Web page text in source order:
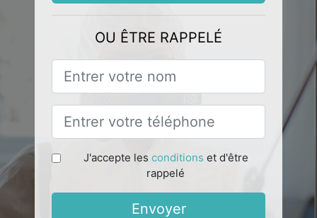
OU ÊTRE RAPPELÉ
J'accepte les conditions et d'être
rappelé
Envoyer